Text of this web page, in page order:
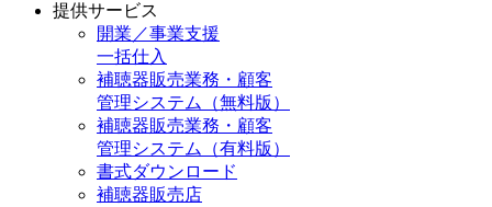
提供サービス
開業／事業支援
一括仕入
補聴器販売業務・顧客
管理システム（無料版）
補聴器販売業務・顧客
管理システム（有料版）
書式ダウンロード
補聴器販売店